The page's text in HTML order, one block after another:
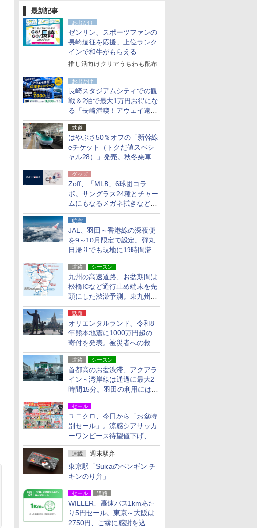
最新記事
お出かけ
ゼンリン、スポーツファンの
長崎遠征を応援。上位ランク
インで和牛がもらえる
「GO！GO！長崎スタンプラ
推し活向けクリアうちわも配布
お出かけ
長崎スタジアムシティでの観
戦＆2泊で最大1万円お得にな
る「長崎満喫！アウェイ遠征
応援キャンペーン」
鉄道
はやぶさ50％オフの「新幹線
eチケット（トクだ値スペシ
ャル28）」発売。秋冬乗車
分、えきねっと限定
グッズ
Zoff、「MLB」6球団コラ
ボ。サングラス24種とチャー
ムにもなるメガネ拭きなど雑
貨24種
航空
JAL、羽田～香港線の深夜便
を9～10月限定で設定。弾丸
日帰りでも現地に19時間滞在
できる
道路 シーズン
九州の高速道路、お盆期間は
松橋ICなど通行止め端末を先
頭にした渋滞予測。東九州道
への迂回は料金調整を実施
話題
オリエンタルランド、令和8
年熊本地震に1000万円超の
寄付を発表。被災者への救援
活動・復旧支援
道路 シーズン
首都高のお盆渋滞、アクアラ
イン～湾岸線は通過に最大2
時間15分。羽田の利用には
「空港西出口」の利用検討を
セール
ユニクロ、今日から「お盆特
別セール」。涼感シアサッカ
ーワンピース待望値下げ、撥
水ギアショーツは1990円に
連載 週末駅弁
東京駅「Suicaのペンギン チ
キンのり弁」
セール 道路
WILLER、高速バス1kmあた
り5円セール。東京～大阪は
2750円、ご縁に感謝を込め